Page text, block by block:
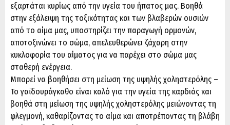
εξαρτάται κυρίως από την υγεία του ήπατος μας. Βοηθά
στην εξάλειψη της τοξικότητας και των βλαβερών ουσιών
από το αίμα μας, υποστηρίζει την παραγωγή ορμονών,
αποτοξινώνει το σώμα, απελευθερώνει ζάχαρη στην
κυκλοφορία του αίματος για να παρέχει στο σώμα μας
σταθερή ενέργεια.
Μπορεί να βοηθήσει στη μείωση της υψηλής χοληστερόλης –
Το γαϊδουράγκαθο είναι καλό για την υγεία της καρδιάς και
βοηθά στη μείωση της υψηλής χοληστερόλης μειώνοντας τη
φλεγμονή, καθαρίζοντας το αίμα και αποτρέποντας τη βλάβη